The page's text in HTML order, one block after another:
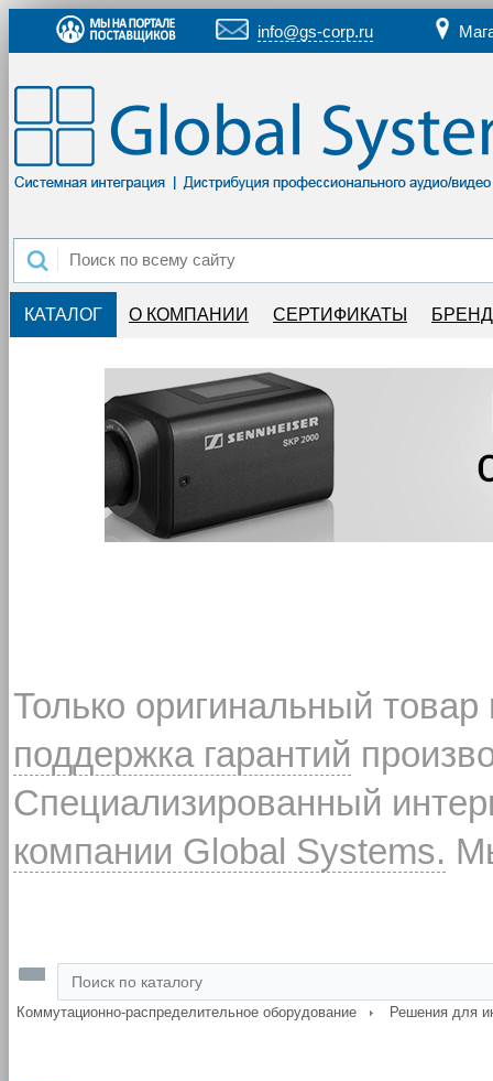
info@gs-corp.ru
КАТАЛОГ О КОМПАНИИ СЕРТИФИКАТЫ
Только оригинальный
поддержка гарантий
Специализированный
компании Global Systems.
Коммутационно-распределительное оборудование Решения для